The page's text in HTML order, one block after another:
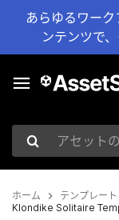
あらゆるワー
ンテンツで
アセットの検索
ホーム テンプレート
Klondike Solitaire